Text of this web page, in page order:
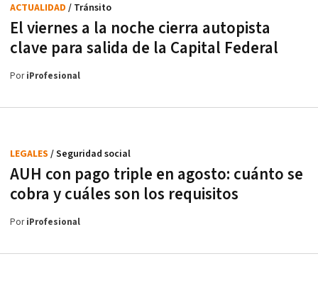
El viernes a la noche cierra autopista
clave para salida de la Capital Federal
ACTUALIDAD / Tránsito
PoriProfesional
AUH con pago triple en agosto: cuánto se
cobra y cuáles son los requisitos
LEGALES / Seguridad social
PoriProfesional